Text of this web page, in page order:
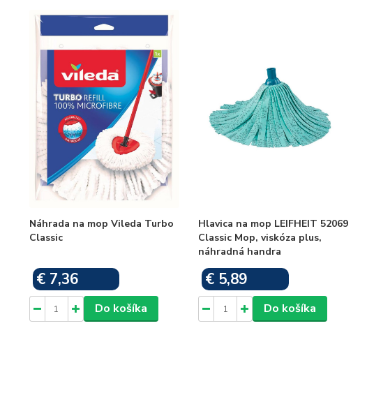
Náhrada na mop Vileda Turbo
Classic
€ 7,36
Do košíka
Hlavica na mop LEIFHEIT 52069
Classic Mop, viskóza plus,
náhradná handra
€ 5,89
Do košíka